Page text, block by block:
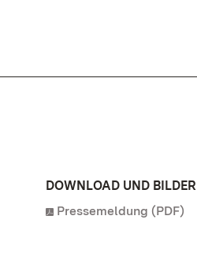
DOWNLOAD UND BILDER
Pressemeldung (PDF)